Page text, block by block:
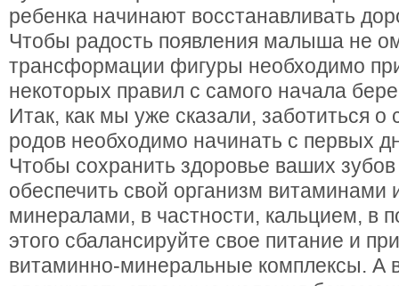
ребенка начинают восстанавливать
Чтобы радость появления малыша не
трансформации фигуры необходимо
некоторых правил с самого начала
Итак, как мы уже сказали, заботиться о
родов необходимо начинать с первых
Чтобы сохранить здоровье ваших
обеспечить свой организм
минералами, в частности, кальцием, в
этого сбалансируйте свое питание и
витаминно-минеральные комплексы. А